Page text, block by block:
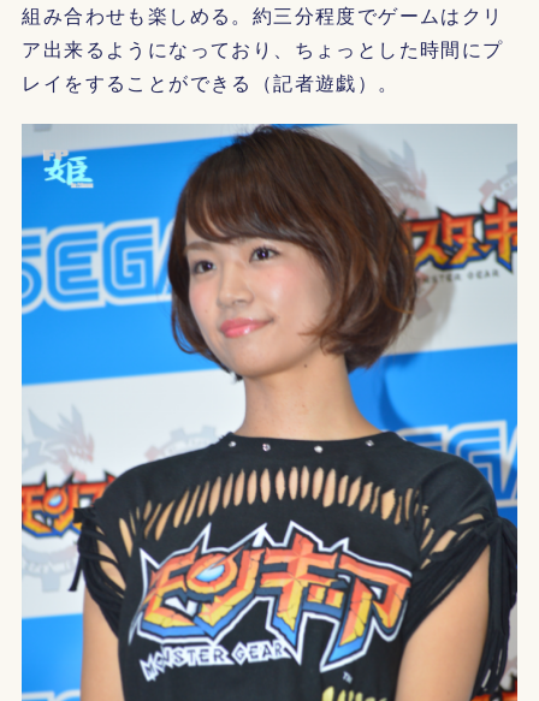
組み合わせも楽しめる。約三分程度でゲームはクリ
ア出来るようになっており、ちょっとした時間にプ
レイをすることができる（記者遊戯）。